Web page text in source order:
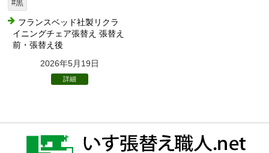
#黒
フランスベッド社製リクラ
イニングチェア張替え 張替え
前・張替え後
2026年5月19日
詳細